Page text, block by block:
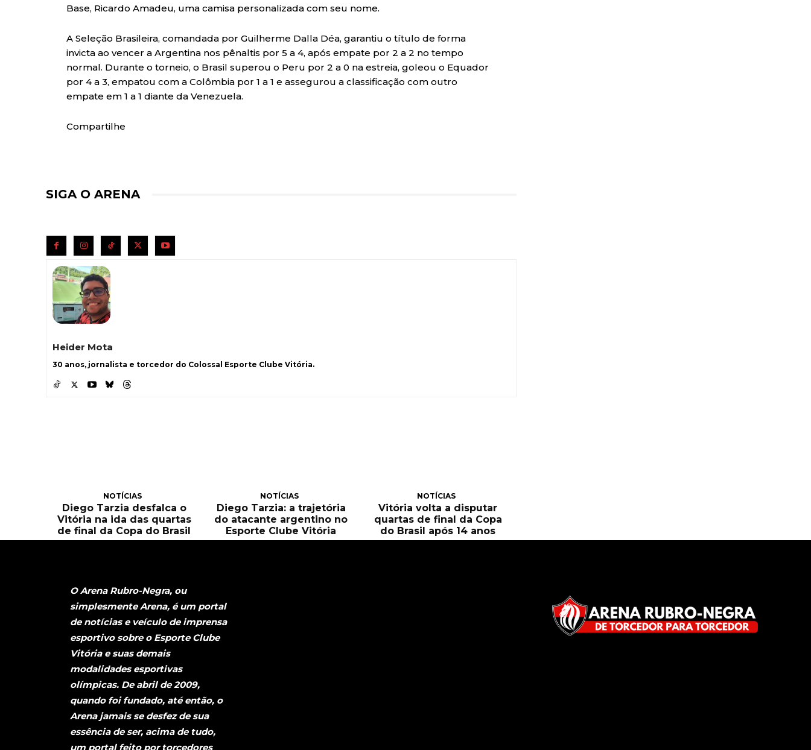
Base, Ricardo Amadeu, uma camisa personalizada com seu nome.
A Seleção Brasileira, comandada por Guilherme Dalla Déa, garantiu o título de forma
invicta ao vencer a Argentina nos pênaltis por 5 a 4, após empate por 2 a 2 no tempo
normal. Durante o torneio, o Brasil superou o Peru por 2 a 0 na estreia, goleou o Equador
por 4 a 3, empatou com a Colômbia por 1 a 1 e assegurou a classificação com outro
empate em 1 a 1 diante da Venezuela.
Compartilhe
SIGA O ARENA
Heider Mota
30 anos, jornalista e torcedor do Colossal Esporte Clube Vitória.
NOTÍCIAS
Diego Tarzia desfalca o
Vitória na ida das quartas
de final da Copa do Brasil
NOTÍCIAS
Diego Tarzia: a trajetória
do atacante argentino no
Esporte Clube Vitória
NOTÍCIAS
Vitória volta a disputar
quartas de final da Copa
do Brasil após 14 anos
O Arena Rubro-Negra, ou
simplesmente Arena, é um portal
de notícias e veículo de imprensa
esportivo sobre o Esporte Clube
Vitória e suas demais
modalidades esportivas
olímpicas. De abril de 2009,
quando foi fundado, até então, o
Arena jamais se desfez de sua
essência de ser, acima de tudo,
um portal feito por torcedores